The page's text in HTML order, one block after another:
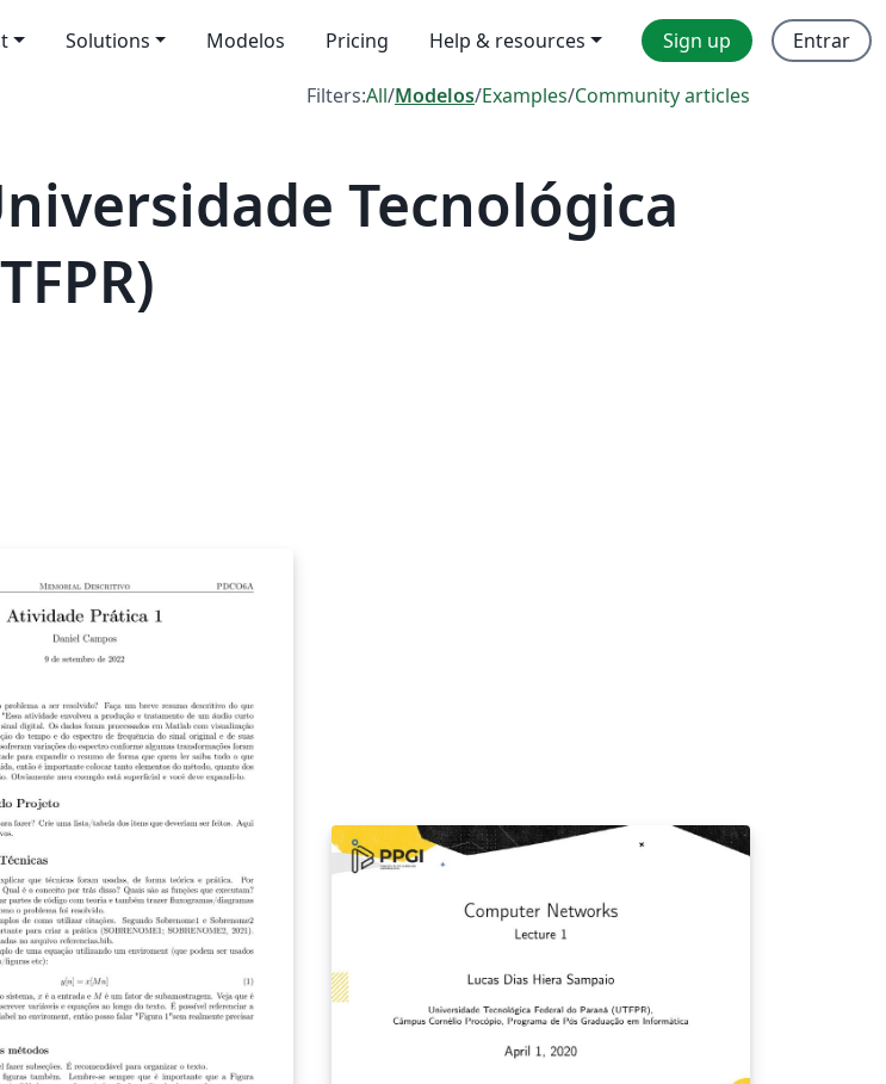
Solutions Modelos Pricing Help & resources Sign up Entrar
Filters:All/Modelos/Examples/Community articles
Tecnológica